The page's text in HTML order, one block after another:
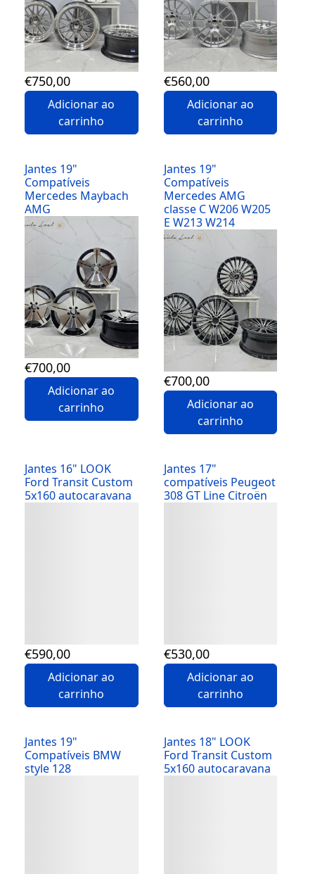
Volvo
VW (3)
€750,00
Adicionar ao
carrinho
€560,00
Adicionar ao
carrinho
Jantes 19"
Compatíveis
Mercedes Maybach
AMG
Detalhes
€700,00
Adicionar ao
carrinho
Jantes 19"
Compatíveis
Mercedes AMG
classe C W206 W205
E W213 W214
Detalhes
€700,00
Adicionar ao
carrinho
Jantes 16" LOOK
Ford Transit Custom
5x160 autocaravana
€590,00
Adicionar ao
carrinho
Jantes 17"
compatíveis Peugeot
308 GT Line Citroën
€530,00
Adicionar ao
carrinho
Jantes 19"
Compatíveis BMW
style 128
Jantes 18" LOOK
Ford Transit Custom
5x160 autocaravana